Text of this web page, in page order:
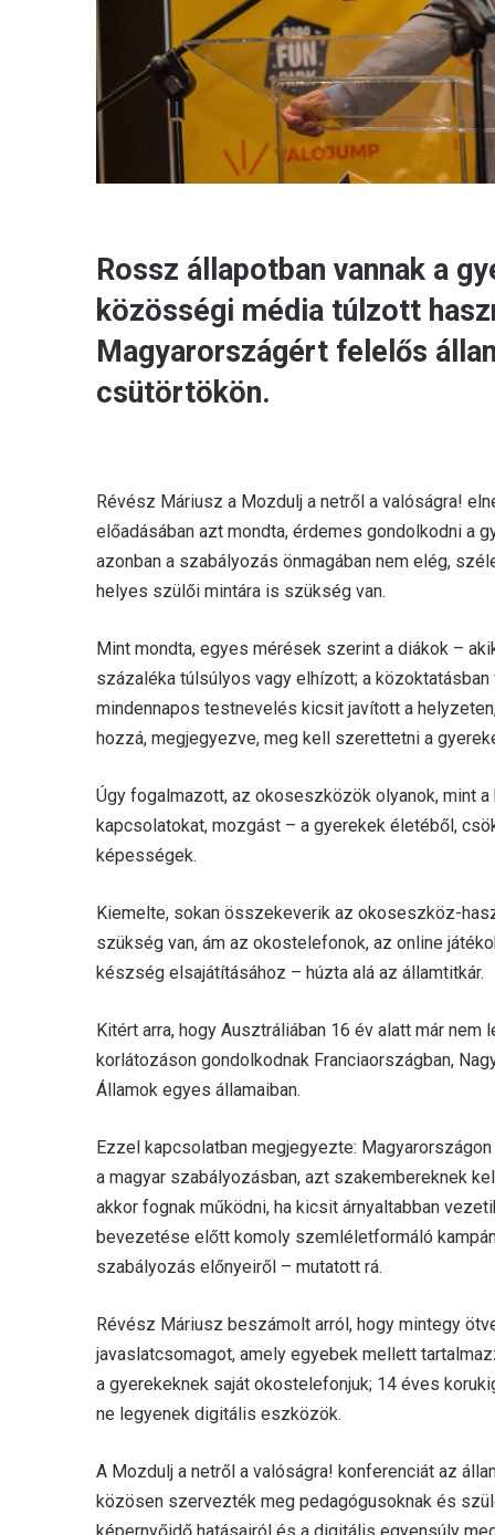
Rossz állapotban vannak a
közösségi média túlzott
Magyarországért felelős
csütörtökön.
Révész Máriusz a Mozdulj a netről a valóságra!
előadásában azt mondta, érdemes gondolkodni a
azonban a szabályozás önmagában nem elég,
helyes szülői mintára is szükség van.
Mint mondta, egyes mérések szerint a diákok –
százaléka túlsúlyos vagy elhízott; a
mindennapos testnevelés kicsit javított a
hozzá, megjegyezve, meg kell szerettetni a
Úgy fogalmazott, az okoseszközök olyanok, mint
kapcsolatokat, mozgást – a gyerekek életéből,
képességek.
Kiemelte, sokan összekeverik az okoseszköz-
szükség van, ám az okostelefonok, az online
készség elsajátításához – húzta alá az államtitkár.
Kitért arra, hogy Ausztráliában 16 év alatt már
korlátozáson gondolkodnak Franciaországban,
Államok egyes államaiban.
Ezzel kapcsolatban megjegyezte:
a magyar szabályozásban, azt szakembereknek
akkor fognak működni, ha kicsit árnyaltabban
bevezetése előtt komoly szemléletformáló
szabályozás előnyeiről – mutatott rá.
Révész Máriusz beszámolt arról, hogy mintegy
javaslatcsomagot, amely egyebek mellett
a gyerekeknek saját okostelefonjuk; 14 éves
ne legyenek digitális eszközök.
A Mozdulj a netről a valóságra! konferenciát az
közösen szervezték meg pedagógusoknak és